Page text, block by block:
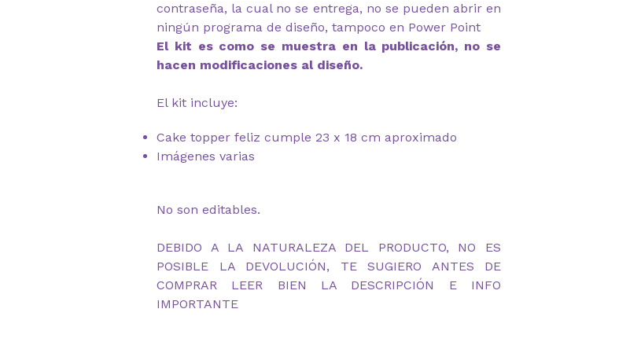
contraseña, la cual no se entrega, no se pueden abrir en
ningún programa de diseño, tampoco en Power Point
El kit es como se muestra en la publicación, no se
hacen modificaciones al diseño.
El kit incluye:
Cake topper feliz cumple 23 x 18 cm aproximado
Imágenes varias
No son editables.
DEBIDO A LA NATURALEZA DEL PRODUCTO, NO ES
POSIBLE LA DEVOLUCIÓN, TE SUGIERO ANTES DE
COMPRAR LEER BIEN LA DESCRIPCIÓN E INFO
IMPORTANTE